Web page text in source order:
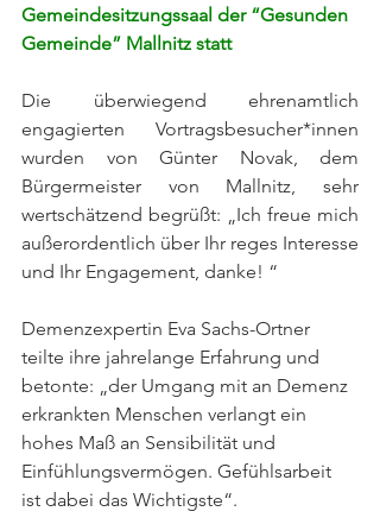
Gemeindesitzungssaal der “Gesunden
Gemeinde” Mallnitz statt
Die überwiegend ehrenamtlich
engagierten Vortragsbesucher*innen
wurden von Günter Novak, dem
Bürgermeister von Mallnitz, sehr
wertschätzend begrüßt: „Ich freue mich
außerordentlich über Ihr reges Interesse
und Ihr Engagement, danke! “
Demenzexpertin Eva Sachs-Ortner
teilte ihre jahrelange Erfahrung und
betonte: „der Umgang mit an Demenz
erkrankten Menschen verlangt ein
hohes Maß an Sensibilität und
Einfühlungsvermögen. Gefühlsarbeit
ist dabei das Wichtigste“.